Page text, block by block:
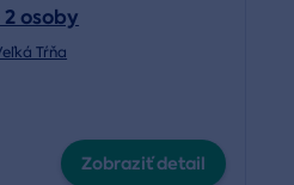
osoby
Tŕňa
Zobraziť detail